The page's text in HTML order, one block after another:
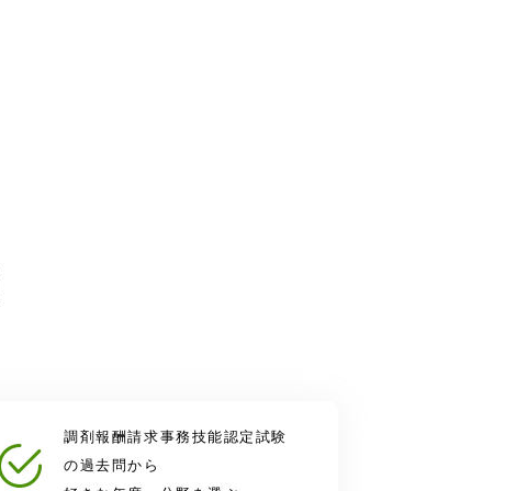
調剤報酬請求事務技能認定試験
の過去問から